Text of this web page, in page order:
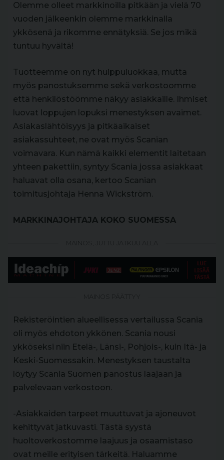
Olemme olleet markkinoilla pitkään ja vielä 70
vuoden jälkeenkin olemme markkinalla
ykkösenä ja rikomme ennätyksiä. Se jos mikä
tuntuu hyvältä!
Tuotteemme on nyt huippuluokkaa, mutta
myös panostuksemme sekä verkostoomme
että henkilöstöömme näkyy asiakkaille. Ihmiset
luovat loppujen lopuksi menestyksen avaimet.
Asiakaslähtöisyys ja pitkäaikaiset
asiakassuhteet, ne ovat myös Scanian
voimavara. Kun nämä kaikki elementit laitetaan
yhteen pakettiin, syntyy Scania jossa asiakkaat
haluavat olla osana, kertoo Scanian
toimitusjohtaja Henna Wickström.
MARKKINAJOHTAJA KOKO SUOMESSA
Rekisteröintien alueellisessa vertailussa Scania
oli myös ehdoton ykkönen. Scania nousi
ykköseksi niin Etelä-, Länsi-, Pohjois-, kuin Itä- ja
Keski-Suomessakin. Menestyksen taustalta
löytyy Scania Suomen panostus laajaan ja
palvelevaan verkostoon.
-Asiakkaiden tarpeet muuttuvat ja ajoneuvot
kehittyvät jatkuvasti. Tästä syystä
huoltoverkostomme laajuus ja osaamistaso
ovat meille erityisen tärkeitä. Haluamme